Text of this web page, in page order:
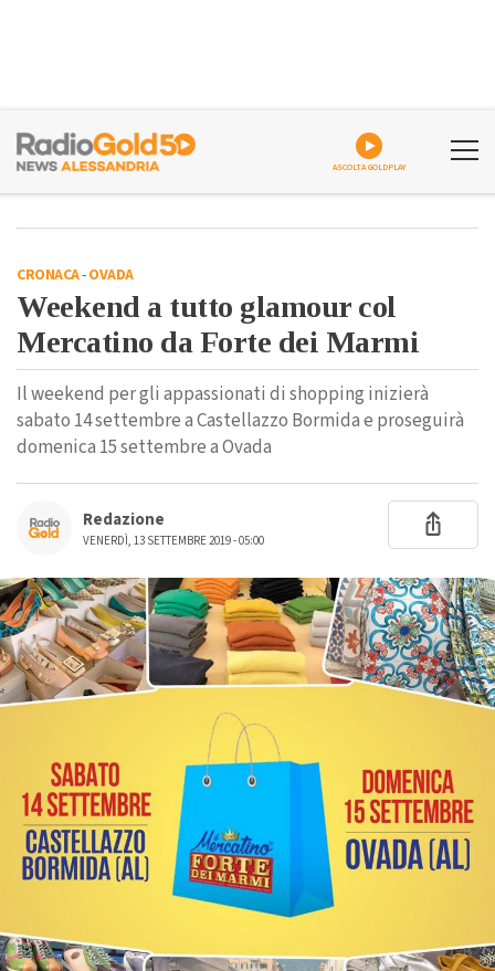
ASCOLTA GOLDPLAY
CRONACA-OVADA
Weekend a tutto glamour col
Mercatino da Forte dei Marmi
Il weekend per gli appassionati di shopping inizierà
sabato 14 settembre a Castellazzo Bormida e proseguirà
domenica 15 settembre a Ovada
Redazione
VENERDÌ, 13 SETTEMBRE 2019 - 05:00